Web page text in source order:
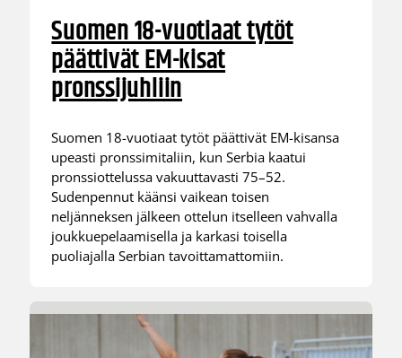
Suomen 18-vuotiaat tytöt
päättivät EM-kisat
pronssijuhliin
Suomen 18-vuotiaat tytöt päättivät EM-kisansa
upeasti pronssimitaliin, kun Serbia kaatui
pronssiottelussa vakuuttavasti 75–52.
Sudenpennut käänsi vaikean toisen
neljänneksen jälkeen ottelun itselleen vahvalla
joukkuepelaamisella ja karkasi toisella
puoliajalla Serbian tavoittamattomiin.